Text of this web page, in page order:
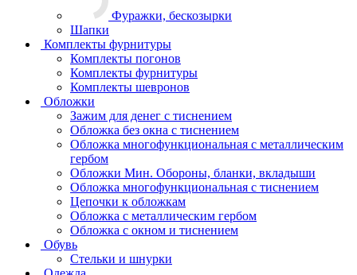
Фуражки, бескозырки
Шапки
Комплекты фурнитуры
Комплекты погонов
Комплекты фурнитуры
Комплекты шевронов
Обложки
Зажим для денег с тиснением
Обложка без окна с тиснением
Обложка многофункциональная с металлическим
гербом
Обложки Мин. Обороны, бланки, вкладыши
Обложка многофункциональная с тиснением
Цепочки к обложкам
Обложка с металлическим гербом
Обложка с окном и тиснением
Обувь
Стельки и шнурки